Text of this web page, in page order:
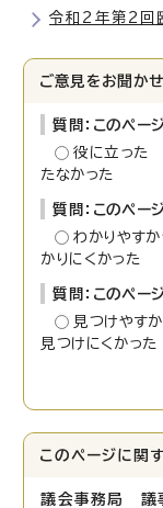
令和2年第2回
ご意見をお聞か
質問：このペー
役に立った
たなかった
質問：このペー
わかりやす
かりにくかった
質問：このペー
見つけやす
見つけにくかった
このページに関
議会事務局 議